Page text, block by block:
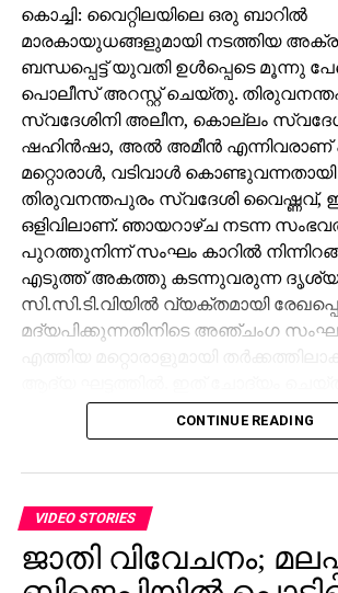
കൊച്ചി: വൈറ്റിലയിലെ ഒരു ബാറില്‍
മാരകായുധങ്ങളുമായി നടത്തിയ
ബന്ധപ്പെട്ട് യുവതി ഉള്‍പ്പെടെ മൂന്നു
പൊലീസ് അറസ്റ്റ് ചെയ്തു.
സ്വദേശിനി അലീന, കൊല്ലം
ഷഹിന്‍ഷാ, അല്‍ അമീന്‍ എന്നിവരാണ്
മറ്റൊരാള്‍, വടിവാള്‍
തിരുവനന്തപുരം സ്വദേശി വൈഷ്ണവ്,
ഒളിവിലാണ്. ഞായറാഴ്ച നടന്ന
പുറത്തുനിന്ന് സംഘം കാറില്‍
എടുത്ത് അകത്തു കടന്നുവരുന്ന
സി.സി.ടി.വിയില്‍ വ്യക്തമായി
മദ്യപിക്കുന്നതിനിടെ അഞ്ചംഗ
ജീവനക്കാരുമായി സംഘര്‍ഷം
സംഘം ആദ്യം ബാറില്‍ നിന്ന്
ജീവനക്കാര്‍ക്ക് മര്‍ദനമേല്‍ക്കുകയും
ആവര്‍ത്തിച്ച് അഞ്ചുതവണ വരെ
ആക്രമണം നടത്തിയതായും ബാര്‍ ഉടമ
CONTINUE READING
VIDEO STORIES
ജാതി വിവേചനം;